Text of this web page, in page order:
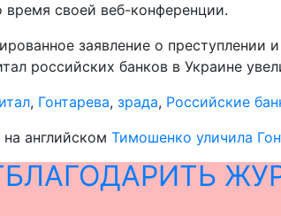
время своей веб-конференции.
заявление о
российских банков в Украине
, Гонтарева, зрада, Российские
английском Тимошенко уличила